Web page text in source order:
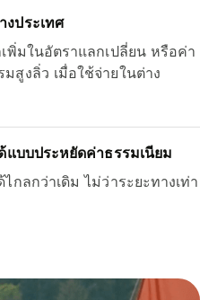
งประเทศ
พิ่มในอัตราแลกเปลี่ยน หรือค่า
สูงลิ่ว เมื่อใช้จ่ายในต่าง
แบบประหยัดค่าธรรมเนียม
กลกว่าเดิม ไม่ว่าระยะทางเท่า